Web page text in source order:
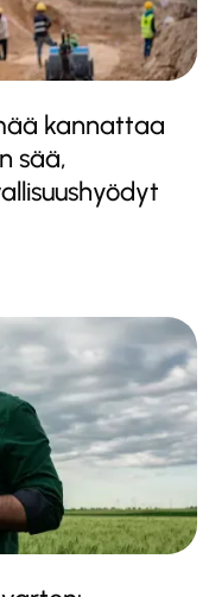
kannattaa
sää,